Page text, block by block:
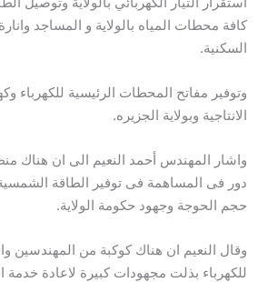
كافة محطات المياه بالولاية و المساجد
السكنية.
وتوفير مفاتح المحطات الرئيسية للكهرباء
الانتاجية وبولاية الجزيره.
واشار المهندس أحمد النعيم الى ان هناك
دور فى المساهمة فى توفير الطاقة
حجم الحوجة وجهود حكومة الولاية.
وقال النعيم ان هناك كوكبة من المهندسين
للكهرباء بذلت مجهودات كبيرة لاعادة خدمة